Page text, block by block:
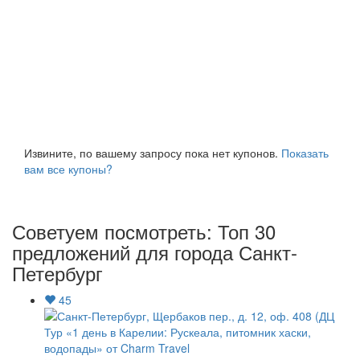
Извините, по вашему запросу пока нет купонов. Показать
вам все купоны?
Советуем посмотреть: Топ 30
предложений для города Санкт-
Петербург
45
Тур «1 день в Карелии: Рускеала, питомник хаски,
водопады» от Charm Travel